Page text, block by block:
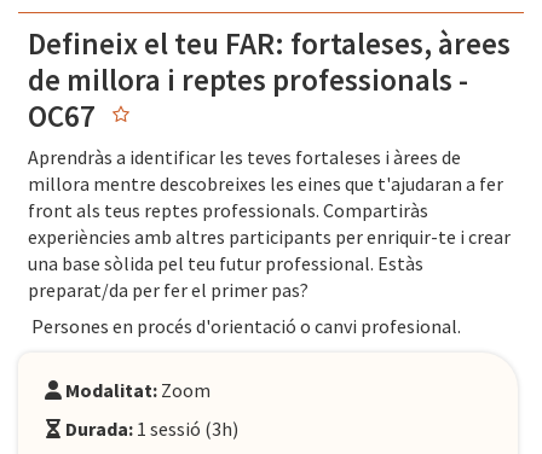
Defineix el teu FAR: fortaleses, àrees
de millora i reptes professionals -
OC67
Aprendràs a identificar les teves fortaleses i àrees de
millora mentre descobreixes les eines que t'ajudaran a fer
front als teus reptes professionals. Compartiràs
experiències amb altres participants per enriquir-te i crear
una base sòlida pel teu futur professional. Estàs
preparat/da per fer el primer pas?
Persones en procés d'orientació o canvi profesional.
Modalitat: Zoom
Durada: 1 sessió (3h)